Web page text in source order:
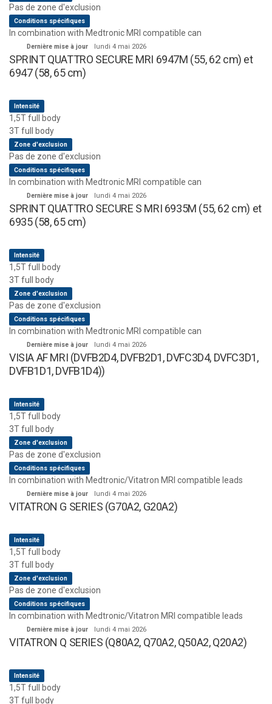
Pas de zone d'exclusion
Conditions spécifiques
In combination with Medtronic MRI compatible can
Dernière mise à jour lundi 4 mai 2026
SPRINT QUATTRO SECURE MRI 6947M (55, 62 cm) et
6947 (58, 65 cm)
Intensité
1,5T full body
3T full body
Zone d'exclusion
Pas de zone d'exclusion
Conditions spécifiques
In combination with Medtronic MRI compatible can
Dernière mise à jour lundi 4 mai 2026
SPRINT QUATTRO SECURE S MRI 6935M (55, 62 cm) et
6935 (58, 65 cm)
Intensité
1,5T full body
3T full body
Zone d'exclusion
Pas de zone d'exclusion
Conditions spécifiques
In combination with Medtronic MRI compatible can
Dernière mise à jour lundi 4 mai 2026
VISIA AF MRI (DVFB2D4, DVFB2D1, DVFC3D4, DVFC3D1,
DVFB1D1, DVFB1D4))
Intensité
1,5T full body
3T full body
Zone d'exclusion
Pas de zone d'exclusion
Conditions spécifiques
In combination with Medtronic/Vitatron MRI compatible leads
Dernière mise à jour lundi 4 mai 2026
VITATRON G SERIES (G70A2, G20A2)
Intensité
1,5T full body
3T full body
Zone d'exclusion
Pas de zone d'exclusion
Conditions spécifiques
In combination with Medtronic/Vitatron MRI compatible leads
Dernière mise à jour lundi 4 mai 2026
VITATRON Q SERIES (Q80A2, Q70A2, Q50A2, Q20A2)
Intensité
1,5T full body
3T full body